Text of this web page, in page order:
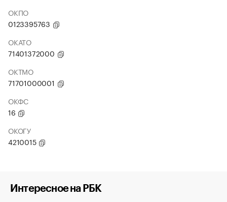
ОКПО
0123395763
ОКАТО
71401372000
ОКТМО
71701000001
ОКФС
16
ОКОГУ
4210015
Интересное на РБК